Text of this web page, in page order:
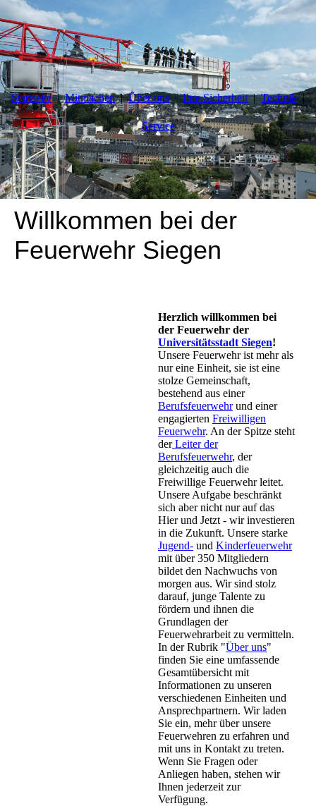
Startseite Mitmachen Über uns Ihre Sicherheit Technik
Service
Willkommen bei der
Feuerwehr Siegen
Herzlich willkommen bei
der Feuerwehr der
Universitätsstadt Siegen!
Unsere Feuerwehr ist mehr als
nur eine Einheit, sie ist eine
stolze Gemeinschaft,
bestehend aus einer
Berufsfeuerwehrund einer
engagierten Freiwilligen
Feuerwehr. An der Spitze steht
derLeiter der
Berufsfeuerwehr, der
gleichzeitig auch die
Freiwillige Feuerwehr leitet.
Unsere Aufgabe beschränkt
sich aber nicht nur auf das
Hier und Jetzt - wir investieren
in die Zukunft. Unsere starke
Jugend- und Kinderfeuerwehr
mit über 350 Mitgliedern
bildet den Nachwuchs von
morgen aus. Wir sind stolz
darauf, junge Talente zu
fördern und ihnen die
Grundlagen der
Feuerwehrarbeit zu vermitteln.
In der Rubrik "Über uns"
finden Sie eine umfassende
Gesamtübersicht mit
Informationen zu unseren
verschiedenen Einheiten und
Ansprechpartnern. Wir laden
Sie ein, mehr über unsere
Feuerwehren zu erfahren und
mit uns in Kontakt zu treten.
Wenn Sie Fragen oder
Anliegen haben, stehen wir
Ihnen jederzeit zur
Verfügung.